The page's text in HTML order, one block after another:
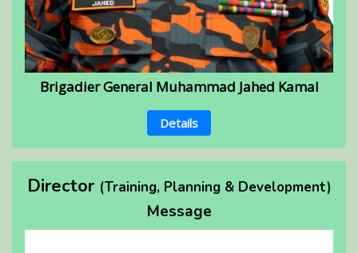
Brigadier General Muhammad Jahed Kamal
Details
Director (Training, Planning & Development)
Message